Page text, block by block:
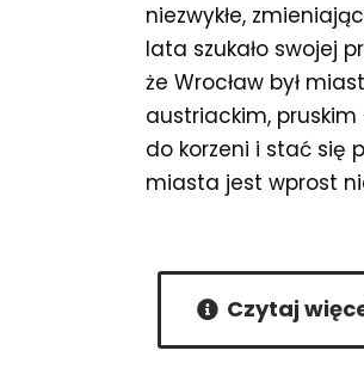
niezwykłe,
lata szukało swojej
że Wrocław był
austriackim,
do korzeni i stać się
miasta jest wprost
Czytaj